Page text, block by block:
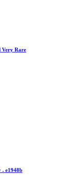
Very Rare
. e1948b